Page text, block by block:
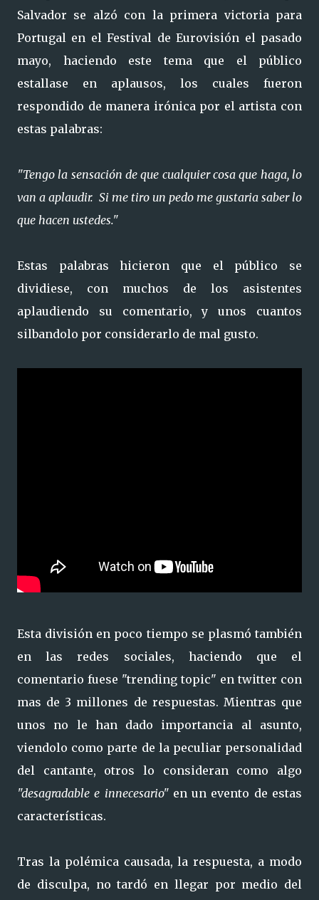
Salvador se alzó con la primera victoria para
Portugal en el Festival de Eurovisión el pasado
mayo, haciendo este tema que el público
estallase en aplausos, los cuales fueron
respondido de manera irónica por el artista con
estas palabras:
"Tengo la sensación de que cualquier cosa que haga, lo
van a aplaudir. Si me tiro un pedo me gustaria saber lo
que hacen ustedes."
Estas palabras hicieron que el público se
dividiese, con muchos de los asistentes
aplaudiendo su comentario, y unos cuantos
silbandolo por considerarlo de mal gusto.
Esta división en poco tiempo se plasmó también
en las redes sociales, haciendo que el
comentario fuese "trending topic" en twitter con
mas de 3 millones de respuestas. Mientras que
unos no le han dado importancia al asunto,
viendolo como parte de la peculiar personalidad
del cantante, otros lo consideran como algo
"desagradable e innecesario"en un evento de estas
características.
Tras la polémica causada, la respuesta, a modo
de disculpa, no tardó en llegar por medio del